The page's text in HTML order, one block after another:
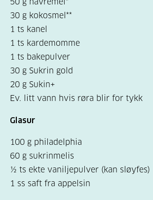
50 g havremel*
30 g kokosmel**
1 ts kanel
1 ts kardemomme
1 ts bakepulver
30 g Sukrin gold
20 g Sukin+
Ev. litt vann hvis røra blir for tykk
Glasur
100 g philadelphia
60 g sukrinmelis
½ ts ekte vaniljepulver (kan sløyfes)
1 ss saft fra appelsin